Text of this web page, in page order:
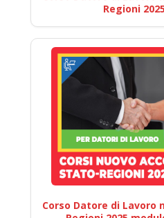
Regioni
Corso Datore di Lavoro